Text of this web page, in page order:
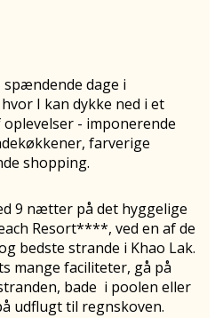
dage i
I kan dykke ned i et
- imponerende
farverige
shopping.
9 nætter på det hyggelige
Resort****, ved en af de
bedste strande i Khao Lak.
mange faciliteter, gå på
bade i poolen eller
udflugt til regnskoven.